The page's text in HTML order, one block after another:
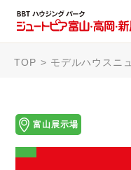
TOP モデルハウスニ
富山展示場